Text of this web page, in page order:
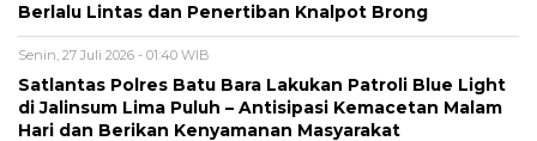
Berlalu Lintas dan Penertiban Knalpot Brong
Senin, 27 Juli 2026 - 01:40 WIB
Satlantas Polres Batu Bara Lakukan Patroli Blue Light
di Jalinsum Lima Puluh – Antisipasi Kemacetan Malam
Hari dan Berikan Kenyamanan Masyarakat